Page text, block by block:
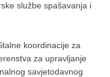
službe spašavanja i
koordinacije za
za upravljanje
savjetodavnog